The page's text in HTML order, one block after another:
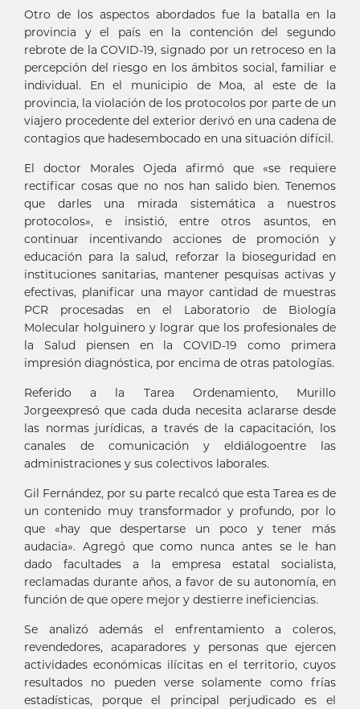
Otro de los aspectos abordados fue la batalla en la
provincia y el país en la contención del segundo
rebrote de la COVID-19, signado por un retroceso en la
percepción del riesgo en los ámbitos social, familiar e
individual. En el municipio de Moa, al este de la
provincia, la violación de los protocolos por parte de un
viajero procedente del exterior derivó en una cadena de
contagios que hadesembocado en una situación difícil.
El doctor Morales Ojeda afirmó que «se requiere
rectificar cosas que no nos han salido bien. Tenemos
que darles una mirada sistemática a nuestros
protocolos», e insistió, entre otros asuntos, en
continuar incentivando acciones de promoción y
educación para la salud, reforzar la bioseguridad en
instituciones sanitarias, mantener pesquisas activas y
efectivas, planificar una mayor cantidad de muestras
PCR procesadas en el Laboratorio de Biología
Molecular holguinero y lograr que los profesionales de
la Salud piensen en la COVID-19 como primera
impresión diagnóstica, por encima de otras patologías.
Referido a la Tarea Ordenamiento, Murillo
Jorgeexpresó que cada duda necesita aclararse desde
las normas jurídicas, a través de la capacitación, los
canales de comunicación y eldiálogoentre las
administraciones y sus colectivos laborales.
Gil Fernández, por su parte recalcó que esta Tarea es de
un contenido muy transformador y profundo, por lo
que «hay que despertarse un poco y tener más
audacia». Agregó que como nunca antes se le han
dado facultades a la empresa estatal socialista,
reclamadas durante años, a favor de su autonomía, en
función de que opere mejor y destierre ineficiencias.
Se analizó además el enfrentamiento a coleros,
revendedores, acaparadores y personas que ejercen
actividades económicas ilícitas en el territorio, cuyos
resultados no pueden verse solamente como frías
estadísticas, porque el principal perjudicado es el